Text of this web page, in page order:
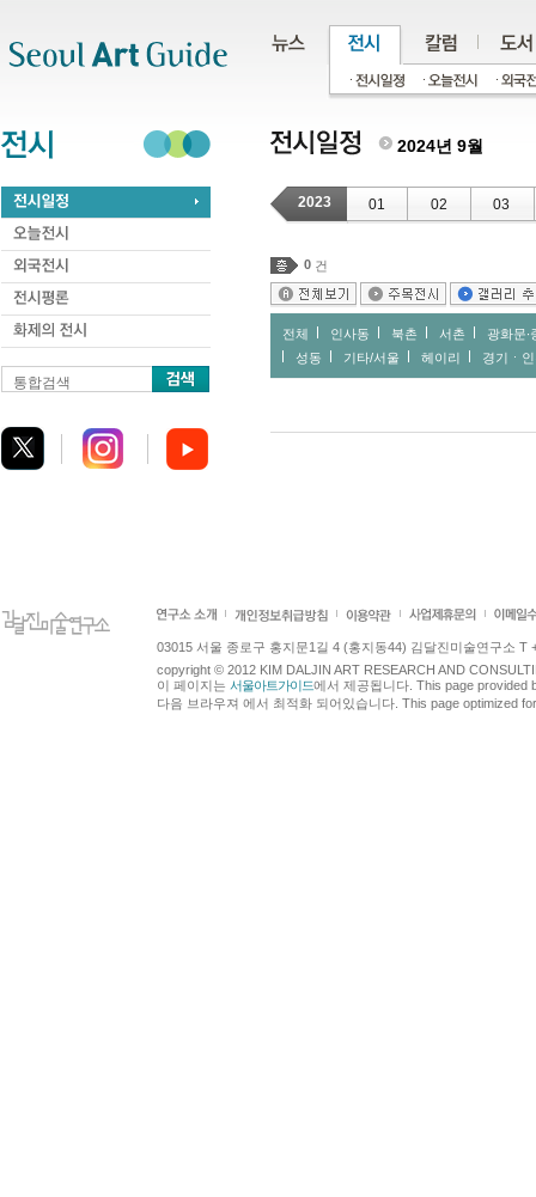
통합검색
2024년 9월
2023 01 02 03
0 건
전체 인사동 북촌 서촌
광화문∙
성동
기타/서울 헤이리 경기ㆍ
03015 서울 종로구 홍지문1길 4 (홍지동44) 김달진미술연구소 T
copyright © 2012 KIM DALJIN ART RESEARCH AND
이 페이지는 서울아트가이드에서 제공됩니다. This page provided
다음 브라우져 에서 최적화 되어있습니다. This page optimized